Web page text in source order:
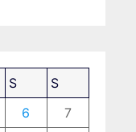
S
S
6
7